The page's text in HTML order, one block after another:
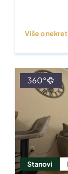
Više o
Stanovi
360°